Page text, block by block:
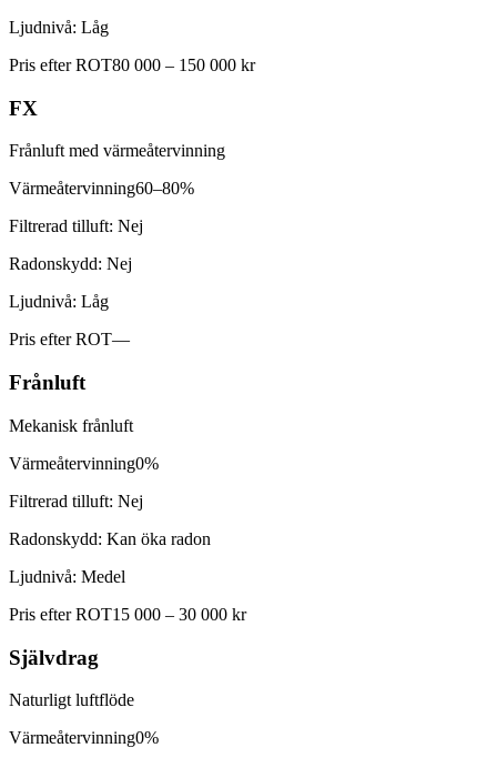
Ljudnivå: Låg
Pris efter ROT80 000 – 150 000 kr
FX
Frånluft med värmeåtervinning
Värmeåtervinning60–80%
Filtrerad tilluft: Nej
Radonskydd: Nej
Ljudnivå: Låg
Pris efter ROT—
Frånluft
Mekanisk frånluft
Värmeåtervinning0%
Filtrerad tilluft: Nej
Radonskydd: Kan öka radon
Ljudnivå: Medel
Pris efter ROT15 000 – 30 000 kr
Självdrag
Naturligt luftflöde
Värmeåtervinning0%